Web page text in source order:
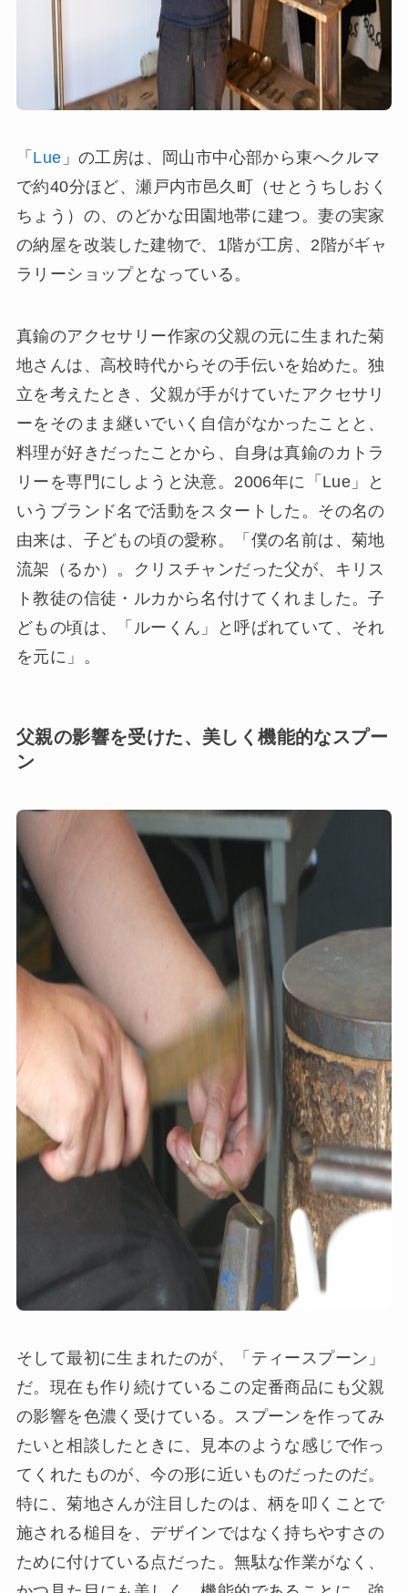
「 Lue 」の工房は、岡山市中心部から東へクルマ
で約40分ほど、瀬戸内市邑久町（せとうちしおく
ちょう）の、のどかな田園地帯に建つ。妻の実家
の納屋を改装した建物で、1階が工房、2階がギャ
ラリーショップとなっている。
真鍮のアクセサリー作家の父親の元に生まれた菊
地さんは、高校時代からその手伝いを始めた。独
立を考えたとき、父親が手がけていたアクセサリ
ーをそのまま継いでいく自信がなかったことと、
料理が好きだったことから、自身は真鍮のカトラ
リーを専門にしようと決意。2006年に「Lue」と
いうブランド名で活動をスタートした。その名の
由来は、子どもの頃の愛称。「僕の名前は、菊地
流架（るか）。クリスチャンだった父が、キリス
ト教徒の信徒・ルカから名付けてくれました。子
どもの頃は、「ルーくん」と呼ばれていて、それ
を元に」。
父親の影響を受けた、美しく機能的なスプー
ン
そして最初に生まれたのが、「ティースプーン」
だ。現在も作り続けているこの定番商品にも父親
の影響を色濃く受けている。スプーンを作ってみ
たいと相談したときに、見本のような感じで作っ
てくれたものが、今の形に近いものだったのだ。
特に、菊地さんが注目したのは、柄を叩くことで
施される槌目を、デザインではなく持ちやすさの
ために付けている点だった。無駄な作業がなく、